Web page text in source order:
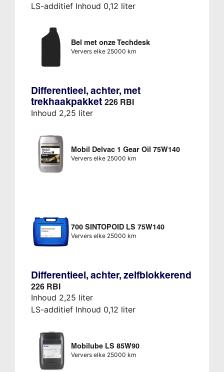
LS-additief Inhoud 0,12 liter
Bel met onze Techdesk
Ververs elke 25000 km
Differentieel, achter, met
trekhaakpakket 226 RBI
Inhoud 2,25 liter
Mobil Delvac 1 Gear Oil 75W140
Ververs elke 25000 km
700 SINTOPOID LS 75W140
Ververs elke 25000 km
Differentieel, achter, zelfblokkerend
226 RBI
Inhoud 2,25 liter
LS-additief Inhoud 0,12 liter
Mobilube LS 85W90
Ververs elke 25000 km